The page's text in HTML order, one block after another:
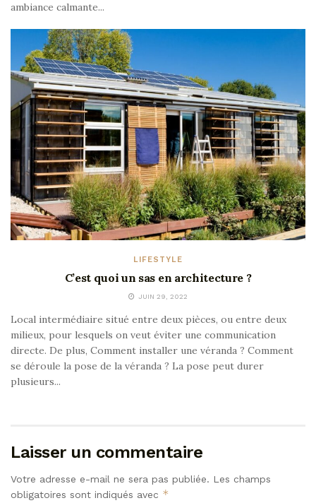
ambiance calmante...
LIFESTYLE
C’est quoi un sas en architecture ?
JUIN 29, 2022
Local intermédiaire situé entre deux pièces, ou entre deux
milieux, pour lesquels on veut éviter une communication
directe. De plus, Comment installer une véranda ? Comment
se déroule la pose de la véranda ? La pose peut durer
plusieurs...
Laisser un commentaire
Votre adresse e-mail ne sera pas publiée. Les champs
obligatoires sont indiqués avec *